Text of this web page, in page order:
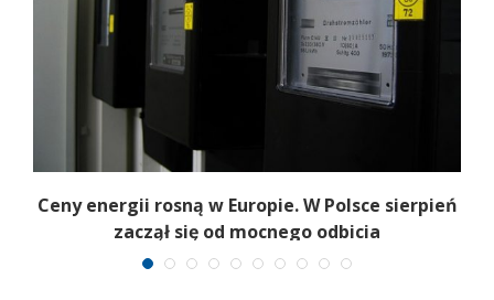
Ceny energii rosną w Europie. W Polsce sierpień
zaczął się od mocnego odbicia